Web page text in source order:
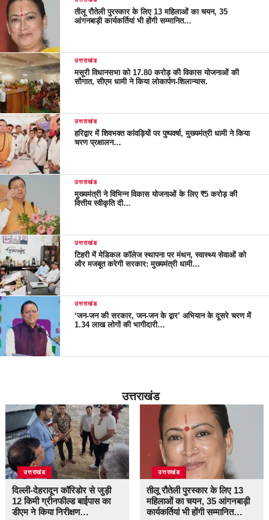
तीलू रौतेली पुरस्कार के लिए 13 महिलाओं का चयन, 35
आंगनबाड़ी कार्यकर्तियां भी होंगी सम्मानित…
उत्तराखंड
मसूरी विधानसभा को 17.80 करोड़ की विकास योजनाओं की
सौगात, सीएम धामी ने किया लोकार्पण-शिलान्यास.
उत्तराखंड
हरिद्वार में शिवभक्त कांवड़ियों पर पुष्पवर्षा, मुख्यमंत्री धामी ने किया
चरण प्रक्षालन…
उत्तराखंड
मुख्यमंत्री ने विभिन्न विकास योजनाओं के लिए ₹5 करोड़ की
वित्तीय स्वीकृति दी…
उत्तराखंड
टिहरी में मेडिकल कॉलेज स्थापना पर मंथन, स्वास्थ्य सेवाओं को
और मजबूत करेगी सरकार: मुख्यमंत्री धामी…
उत्तराखंड
‘जन-जन की सरकार, जन-जन के द्वार’ अभियान के दूसरे चरण में
1.34 लाख लोगों की भागीदारी…
उत्तराखंड
उत्तराखंड
दिल्ली-देहरादून कॉरिडोर से जुड़ी
12 किमी ग्रीनफील्ड बाईपास का
डीएम ने किया निरीक्षण…
उत्तराखंड
तीलू रौतेली पुरस्कार के लिए 13
महिलाओं का चयन, 35 आंगनबाड़ी
कार्यकर्तियां भी होंगी सम्मानित…